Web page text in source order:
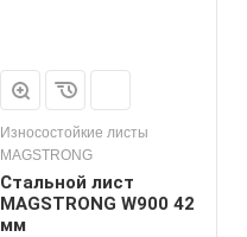
Износостойкие листы
MAGSTRONG
Стальной лист
MAGSTRONG W900 42
мм